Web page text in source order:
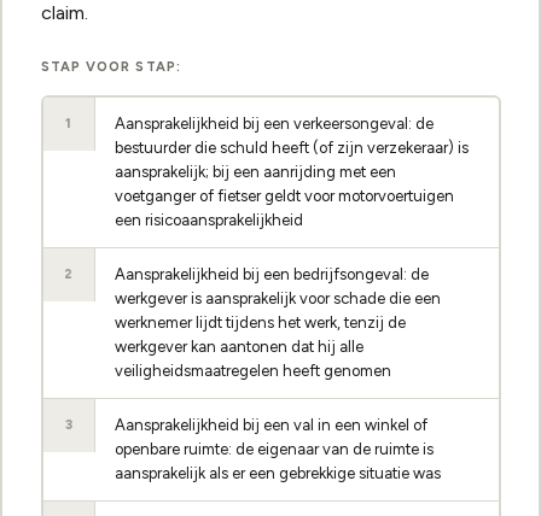
claim.
STAP VOOR STAP:
1
Aansprakelijkheid bij een verkeersongeval: de
bestuurder die schuld heeft (of zijn verzekeraar) is
aansprakelijk; bij een aanrijding met een
voetganger of fietser geldt voor motorvoertuigen
een risicoaansprakelijkheid
2
Aansprakelijkheid bij een bedrijfsongeval: de
werkgever is aansprakelijk voor schade die een
werknemer lijdt tijdens het werk, tenzij de
werkgever kan aantonen dat hij alle
veiligheidsmaatregelen heeft genomen
3
Aansprakelijkheid bij een val in een winkel of
openbare ruimte: de eigenaar van de ruimte is
aansprakelijk als er een gebrekkige situatie was